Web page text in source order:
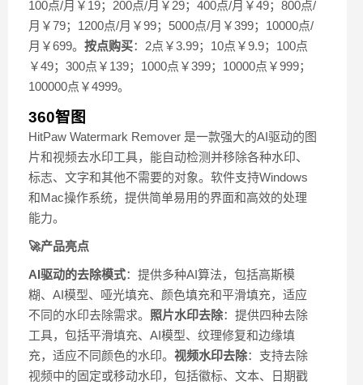
100点/月￥19；200点/月￥29；400点/月￥49；800点/
月￥79；1200点/月￥99；5000点/月￥399；10000点/
月￥699。 按点购买：2点￥3.99；10点￥9.9；100点
￥49；300点￥139；1000点￥399；10000点￥999；
100000点￥4999。
360智图
HitPaw Watermark Remover 是一款强大的AI驱动的图
片和视频去水印工具，能自动检测并移除各种水印、
标志、文字和其他不需要的对象。软件支持Windows
和Mac操作系统，提供简单易用的界面和高效的处理
能力。
🚀产品亮点
AI驱动的去除模式：提供多种AI算法，包括高斯模
糊、AI模型、哑光填充、颜色填充和平滑填充，适应
不同的水印去除需求。 照片水印去除：提供四种去除
工具，包括平滑填充、AI模型、纹理修复和边缘填
充，适应不同颜色的水印。 视频水印去除：支持去除
视频中的固定或移动水印，包括徽标、文本、日期戳